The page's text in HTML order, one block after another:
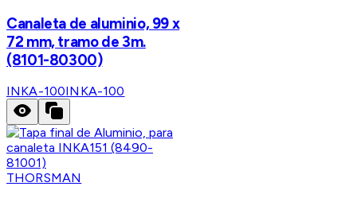
Canaleta de aluminio, 99 x
72 mm, tramo de 3m.
(8101-80300)
INKA-100INKA-100
THORSMAN